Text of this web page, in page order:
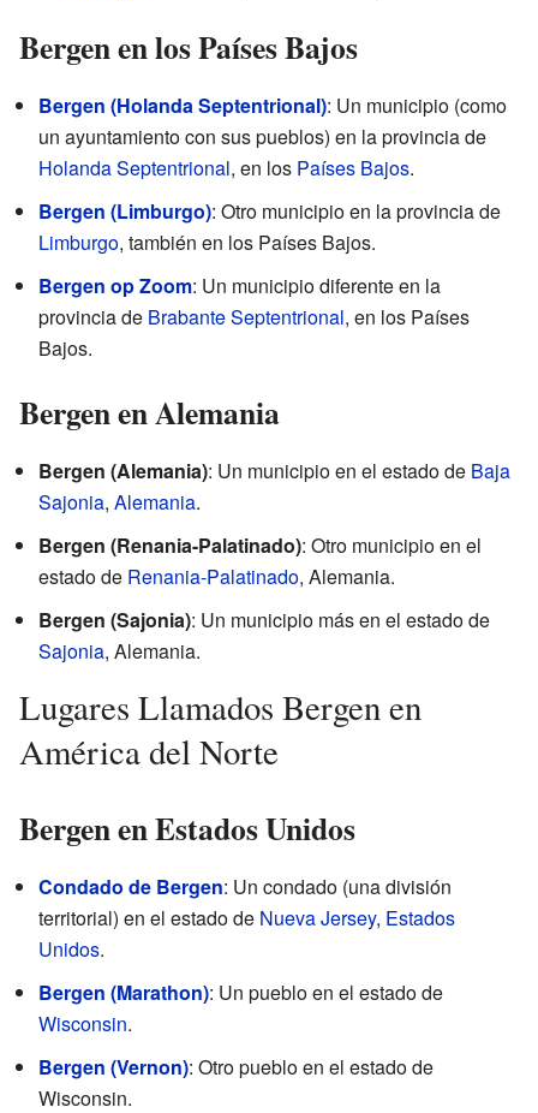
Bergen en los Países Bajos
Bergen (Holanda Septentrional): Un municipio (como
un ayuntamiento con sus pueblos) en la provincia de
Holanda Septentrional, en los Países Bajos.
Bergen (Limburgo): Otro municipio en la provincia de
Limburgo, también en los Países Bajos.
Bergen op Zoom: Un municipio diferente en la
provincia de Brabante Septentrional, en los Países
Bajos.
Bergen en Alemania
Bergen (Alemania): Un municipio en el estado de Baja
Sajonia, Alemania.
Bergen (Renania-Palatinado): Otro municipio en el
estado de Renania-Palatinado, Alemania.
Bergen (Sajonia): Un municipio más en el estado de
Sajonia, Alemania.
Lugares Llamados Bergen en
América del Norte
Bergen en Estados Unidos
Condado de Bergen: Un condado (una división
territorial) en el estado de Nueva Jersey, Estados
Unidos.
Bergen (Marathon): Un pueblo en el estado de
Wisconsin.
Bergen (Vernon): Otro pueblo en el estado de
Wisconsin.